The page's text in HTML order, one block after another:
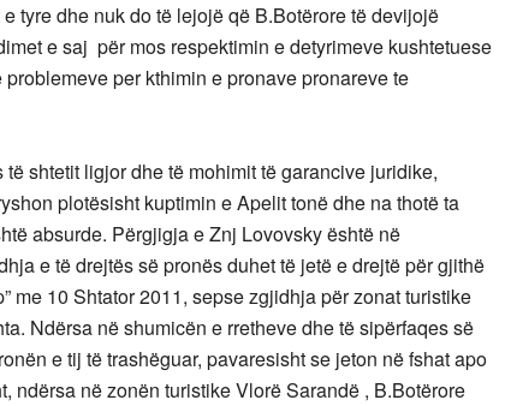
tyre dhe nuk do të lejojë që B.Botërore të devijojë
e saj për mos respektimin e detyrimeve kushtetuese
per kthimin e pronave pronareve te
shtetit ligjor dhe të mohimit të garancive juridike,
plotësisht kuptimin e Apelit tonë dhe na thotë ta
absurde. Përgjigja e Znj Lovovsky është në
e të drejtës së pronës duhet të jetë e drejtë për gjithë
me 10 Shtator 2011, sepse zgjidhja për zonat turistike
Ndërsa në shumicën e rretheve dhe të sipërfaqes së
e tij të trashëguar, pavaresisht se jeton në fshat apo
ndërsa në zonën turistike Vlorë Sarandë , B.Botërore